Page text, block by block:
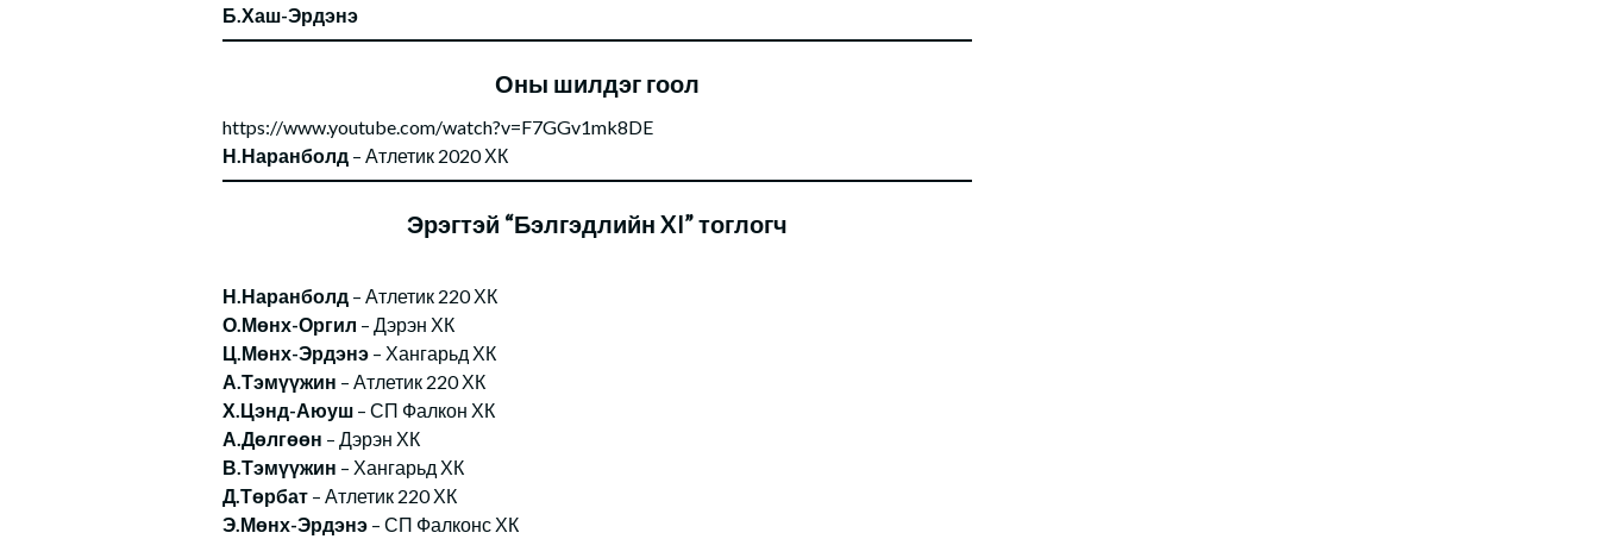
Б.Хаш-Эрдэнэ
Оны шилдэг гоол
https://www.youtube.com/watch?v=F7GGv1mk8DE
Н.Наранболд – Атлетик 2020 ХК
Эрэгтэй “Бэлгэдлийн XI” тоглогч
Н.Наранболд – Атлетик 220 ХК
О.Мөнх-Оргил – Дэрэн ХК
Ц.Мөнх-Эрдэнэ – Хангарьд ХК
А.Тэмүүжин – Атлетик 220 ХК
Х.Цэнд-Аюуш – СП Фалкон ХК
А.Дөлгөөн – Дэрэн ХК
В.Тэмүүжин – Хангарьд ХК
Д.Төрбат – Атлетик 220 ХК
Э.Мөнх-Эрдэнэ – СП Фалконс ХК